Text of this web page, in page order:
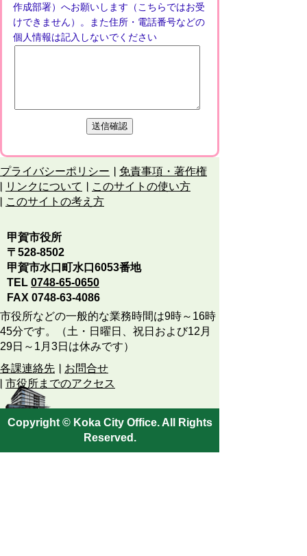
作成部署）へお願いします（こちらではお受
けできません）。また住所・電話番号などの
個人情報は記入しないでください
プライバシーポリシー
免責事項・著作権
リンクについて
このサイトの使い方
このサイトの考え方
甲賀市役所
〒528-8502
甲賀市水口町水口6053番地
TEL 0748-65-0650
FAX 0748-63-4086
市役所などの一般的な業務時間は9時～16時
45分です。（土・日曜日、祝日および12月
29日～1月3日は休みです）
各課連絡先
お問合せ
市役所までのアクセス
Copyright © Koka City Office. All Rights
Reserved.